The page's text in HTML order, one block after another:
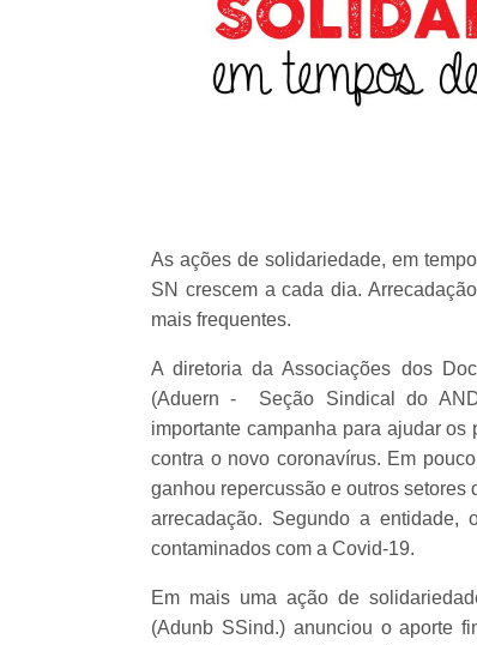
As ações de solidariedade, em
SN crescem a cada dia.
mais frequentes.
A diretoria da Associações dos
(Aduern - Seção Sindical do
importante campanha para ajudar
contra o novo coronavírus. Em
ganhou repercussão e outros
arrecadação. Segundo a
contaminados com a Covid-19.
Em mais uma ação de
(Adunb SSind.) anunciou o aporte